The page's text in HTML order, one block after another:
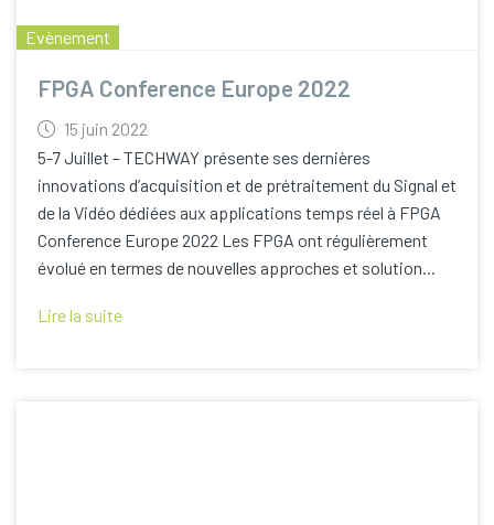
Evènement
FPGA Conference Europe 2022
15 juin 2022
5-7 Juillet – TECHWAY présente ses dernières
innovations d’acquisition et de prétraitement du Signal et
de la Vidéo dédiées aux applications temps réel à FPGA
Conference Europe 2022 Les FPGA ont régulièrement
évolué en termes de nouvelles approches et solution...
Lire la suite